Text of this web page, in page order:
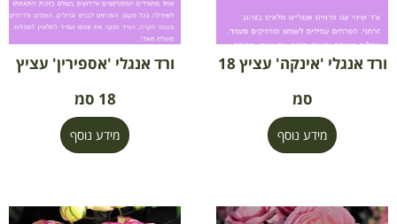
ורד אנגלי 'אינקה' עציץ 18
סמ
מידע נוסף
ורד אנגלי 'אספירין' עציץ
18 סמ
מידע נוסף